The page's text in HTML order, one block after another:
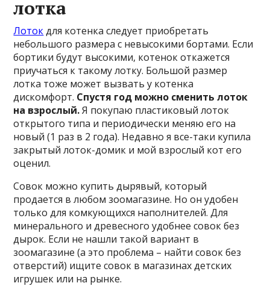
лотка
Лотокдля котенка следует приобретать
небольшого размера с невысокими бортами. Если
бортики будут высокими, котенок откажется
приучаться к такому лотку. Большой размер
лотка тоже может вызвать у котенка
дискомфорт. Спустя год можно сменить лоток
на взрослый.Я покупаю пластиковый лоток
открытого типа и периодически меняю его на
новый (1 раз в 2 года). Недавно я все-таки купила
закрытый лоток-домик и мой взрослый кот его
оценил.
Совок можно купить дырявый, который
продается в любом зоомагазине. Но он удобен
только для комкующихся наполнителей. Для
минерального и древесного удобнее совок без
дырок. Если не нашли такой вариант в
зоомагазине (а это проблема – найти совок без
отверстий) ищите совок в магазинах детских
игрушек или на рынке.